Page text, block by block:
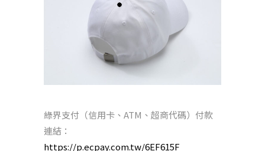
綠界支付（信用卡、ATM、超商代碼）付款
連結：
https://p.ecpay.com.tw/6EF615F